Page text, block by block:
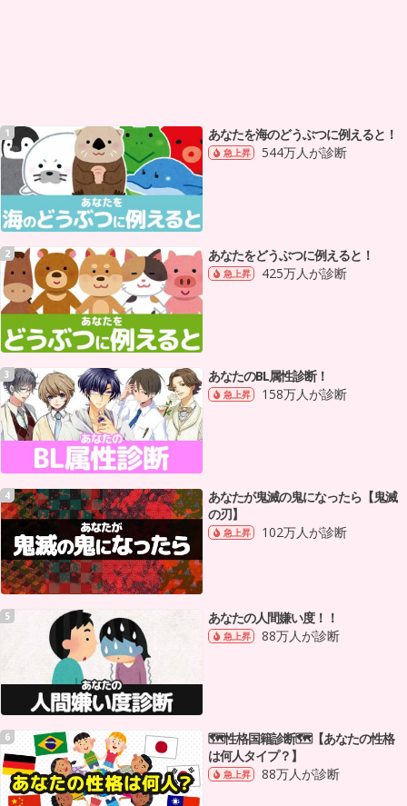
1 あなたを海のどうぶつに例えると！
急上昇 544万人が診断
2 あなたをどうぶつに例えると！
急上昇 425万人が診断
3 あなたのBL属性診断！
急上昇 158万人が診断
4
あなたが鬼滅の鬼になったら【鬼滅
の刃】
急上昇 102万人が診断
5 あなたの人間嫌い度！！
急上昇 88万人が診断
6
🗺性格国籍診断🗺【あなたの性格
は何人タイプ？】
急上昇 88万人が診断